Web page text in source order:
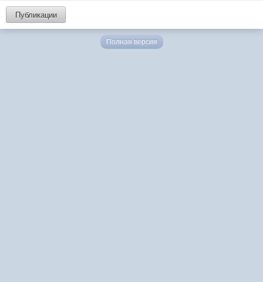
Публикации
Полная версия